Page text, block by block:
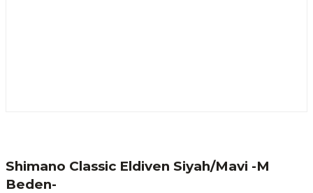
Shimano Classic Eldiven Siyah/Mavi -M
Beden-